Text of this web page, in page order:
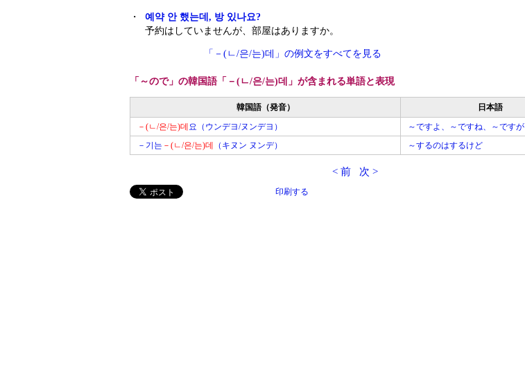
・
예약 안 했는데, 방 있나요?
予約はしていませんが、部屋はありますか。
「－(ㄴ/은/는)데」の例文をすべてを見る
「～ので」の韓国語「－(ㄴ/은/는)데」が含まれる単語と表現
韓国語（発音）
日本語
－(ㄴ/은/는)데 요（ウンデヨ/ヌンデヨ）
～ですよ、～ですね、～ですが
－기는 －(ㄴ/은/는)데 （キヌン ヌンデ） ～するのはするけど
< 前 次 >
印刷する